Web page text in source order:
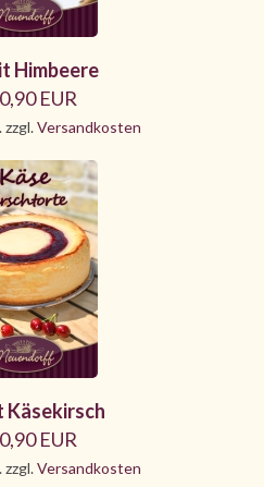
Himbeere
EUR
zzgl.Versandkosten
Käsekirsch
EUR
zzgl.Versandkosten